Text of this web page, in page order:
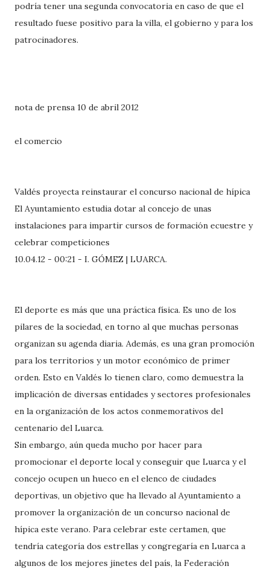
podría tener una segunda convocatoria en caso de que el
resultado fuese positivo para la villa, el gobierno y para los
patrocinadores.
nota de prensa 10 de abril 2012
el comercio
Valdés proyecta reinstaurar el concurso nacional de hípica
El Ayuntamiento estudia dotar al concejo de unas
instalaciones para impartir cursos de formación ecuestre y
celebrar competiciones
10.04.12 - 00:21 - I. GÓMEZ | LUARCA.
El deporte es más que una práctica física. Es uno de los
pilares de la sociedad, en torno al que muchas personas
organizan su agenda diaria. Además, es una gran promoción
para los territorios y un motor económico de primer
orden. Esto en Valdés lo tienen claro, como demuestra la
implicación de diversas entidades y sectores profesionales
en la organización de los actos conmemorativos del
centenario del Luarca.
Sin embargo, aún queda mucho por hacer para
promocionar el deporte local y conseguir que Luarca y el
concejo ocupen un hueco en el elenco de ciudades
deportivas, un objetivo que ha llevado al Ayuntamiento a
promover la organización de un concurso nacional de
hípica este verano. Para celebrar este certamen, que
tendría categoría dos estrellas y congregaría en Luarca a
algunos de los mejores jinetes del país, la Federación